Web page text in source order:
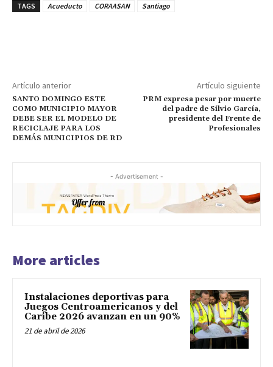
TAGS Acueducto CORAASAN Santiago
Artículo anterior
SANTO DOMINGO ESTE
COMO MUNICIPIO MAYOR
DEBE SER EL MODELO DE
RECICLAJE PARA LOS
DEMÁS MUNICIPIOS DE RD
Artículo siguiente
PRM expresa pesar por muerte
del padre de Silvio García,
presidente del Frente de
Profesionales
- Advertisement -
More articles
Instalaciones deportivas para
Juegos Centroamericanos y del
Caribe 2026 avanzan en un 90%
21 de abril de 2026